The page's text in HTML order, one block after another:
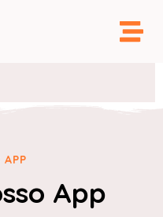
APP
App